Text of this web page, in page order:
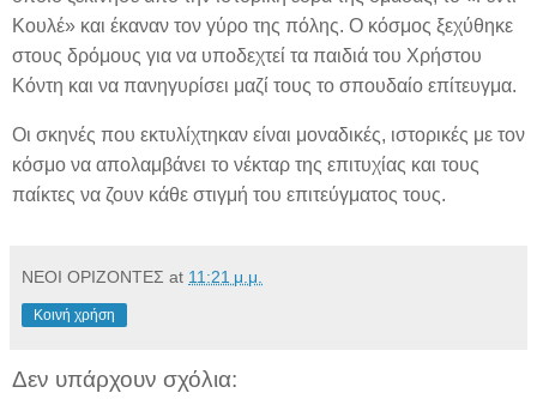
Κουλέ» και έκαναν τον γύρο της πόλης. Ο κόσμος ξεχύθηκε
στους δρόμους για να υποδεχτεί τα παιδιά του Χρήστου
Κόντη και να πανηγυρίσει μαζί τους το σπουδαίο επίτευγμα.
Οι σκηνές που εκτυλίχτηκαν είναι μοναδικές, ιστορικές με τον
κόσμο να απολαμβάνει το νέκταρ της επιτυχίας και τους
παίκτες να ζουν κάθε στιγμή του επιτεύγματος τους.
ΝΕΟΙ ΟΡΙΖΟΝΤΕΣ at 11:21 μ.μ.
Κοινή χρήση
Δεν υπάρχουν σχόλια: